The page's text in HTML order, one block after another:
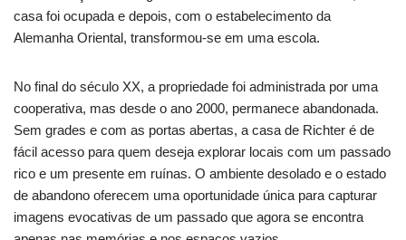
casa foi ocupada e depois, com o estabelecimento da
Alemanha Oriental, transformou-se em uma escola.
No final do século XX, a propriedade foi administrada por uma
cooperativa, mas desde o ano 2000, permanece abandonada.
Sem grades e com as portas abertas, a casa de Richter é de
fácil acesso para quem deseja explorar locais com um passado
rico e um presente em ruínas. O ambiente desolado e o estado
de abandono oferecem uma oportunidade única para capturar
imagens evocativas de um passado que agora se encontra